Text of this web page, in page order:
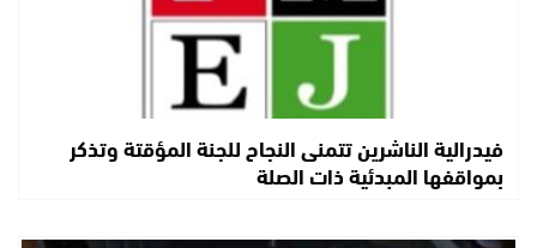
فيدرالية الناشرين تتمنى النجاح للجنة المؤقتة وتذكر
بمواقفها المبدئية ذات الصلة